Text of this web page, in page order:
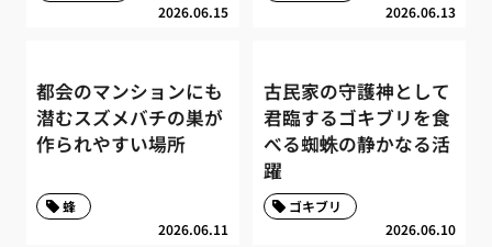
2026.06.15 2026.06.13
都会のマンションにも
潜むスズメバチの巣が
作られやすい場所
2026.06.11
蜂
古民家の守護神として
君臨するゴキブリを食
べる蜘蛛の静かなる活
躍
2026.06.10
ゴキブリ